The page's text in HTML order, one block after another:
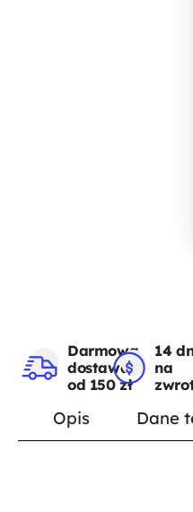
Darmowa
dostawa
od 150 zł
14
na
Opis Dane